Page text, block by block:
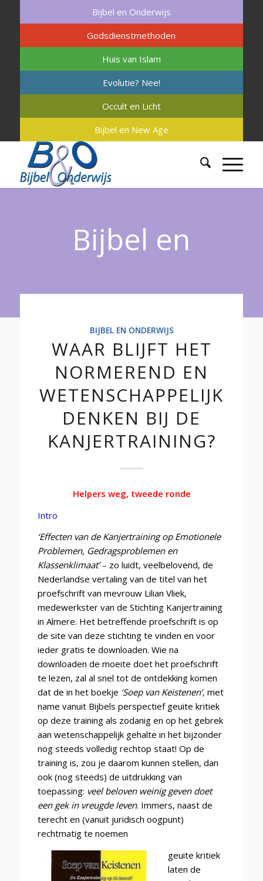
Bijbel en Onderwijs
Godsdienstmethoden
Huis van Islam
Evolutie? Nee!
Occult en Licht
Bijbel en New Age
Bijbel en
Onderwijs
BIJBEL EN ONDERWIJS
WAAR BLIJFT HET
NORMEREND EN
WETENSCHAPPELIJK
DENKEN BIJ DE
KANJERTRAINING?
Helpers weg, tweede ronde
Intro
‘Effecten van de Kanjertraining op Emotionele
Problemen, Gedragsproblemen en
Klassenklimaat’– zo luidt, veelbelovend, de
Nederlandse vertaling van de titel van het
proefschrift van mevrouw Lilian Vliek,
medewerkster van de Stichting Kanjertraining
in Almere. Het betreffende proefschrift is op
de site van deze stichting te vinden en voor
ieder gratis te downloaden. Wie na
downloaden de moeite doet het proefschrift
te lezen, zal al snel tot de ontdekking komen
dat de in het boekje ‘Soep van Keistenen’, met
name vanuit Bijbels perspectief geuite kritiek
op deze training als zodanig en op het gebrek
aan wetenschappelijk gehalte in het bijzonder
nog steeds volledig rechtop staat! Op de
training is, zou je daarom kunnen stellen, dan
ook (nog steeds) de uitdrukking van
toepassing: veel beloven weinig geven doet
een gek in vreugde leven. Immers, naast de
terecht en (vanuit juridisch oogpunt)
rechtmatig te noemen
geuite kritiek
laten de